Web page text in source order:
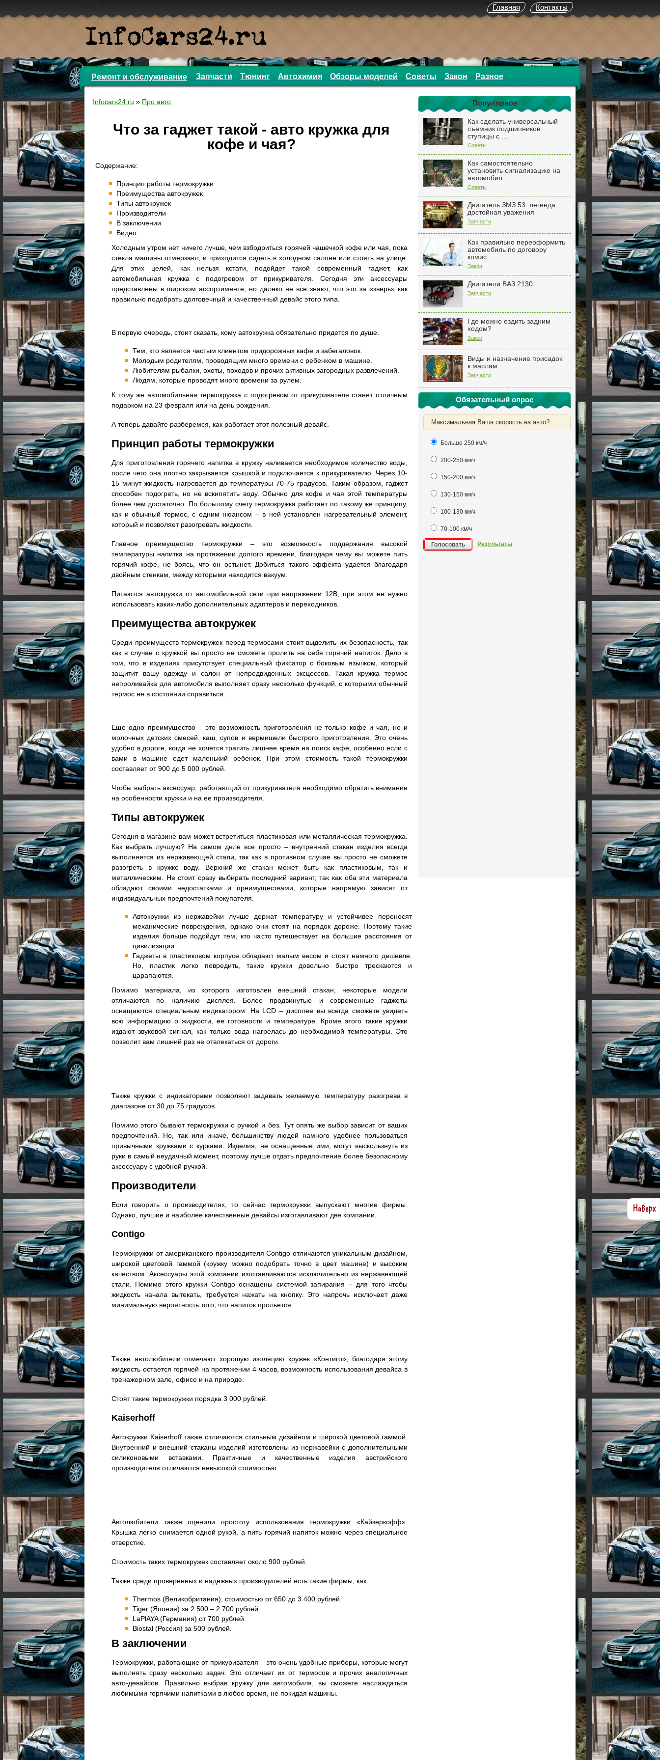
Контакты
Главная
Ремонт и обслуживание Запчасти Тюнинг Автохимия Обзоры моделей Советы Закон Разное
Популярное
Как сделать универсальный
съемник подшипников
ступицы с ...
Советы
Как самостоятельно
установить сигнализацию на
автомобил ...
Советы
Двигатель ЗМЗ 53: легенда
достойная уважения
Запчасти
Как правильно переоформить
автомобиль по договору
комис ...
Закон
Двигатели ВАЗ 2130
Запчасти
Где можно ездить задним
ходом?
Закон
Виды и назначение присадок
к маслам
Запчасти
Обязательный опрос
Максимальная Ваша скорость на авто?
Больше 250 км/ч
200-250 км/ч
150-200 км/ч
130-150 км/ч
100-130 км/ч
70-100 км/ч
Голосовать Результаты
Infocars24.ru » Про авто
Что за гаджет такой - авто кружка для
кофе и чая?
Содержание:
Принцип работы термокружки
Преимущества автокружек
Типы автокружек
Производители
В заключении
Видео
Холодным утром нет ничего лучше, чем взбодриться горячей чашечкой кофе или чая, пока
стекла машины отмерзают, и приходится сидеть в холодном салоне или стоять на улице.
Для этих целей, как нельзя кстати, подойдет такой современный гаджет, как
автомобильная кружка с подогревом от прикуривателя. Сегодня эти аксессуары
представлены в широком ассортименте, но далеко не все знают, что это за «зверь» как
правильно подобрать долговечный и качественный девайс этого типа.
В первую очередь, стоит сказать, кому автокружка обязательно придется по душе.
Тем, кто является частым клиентом придорожных кафе и забегаловок.
Молодым родителям, проводящим много времени с ребенком в машине.
Любителям рыбалки, охоты, походов и прочих активных загородных развлечений.
Людям, которые проводят много времени за рулем.
К тому же автомобильная термокружка с подогревом от прикуривателя станет отличным
подарком на 23 февраля или на день рождения.
А теперь давайте разберемся, как работает этот полезный девайс.
Принцип работы термокружки
Для приготовления горячего напитка в кружку наливается необходимое количество воды,
после чего она плотно закрывается крышкой и подключается к прикуривателю. Через 10-
15 минут жидкость нагревается до температуры 70-75 градусов. Таким образом, гаджет
способен подогреть, но не вскипятить воду. Обычно для кофе и чая этой температуры
более чем достаточно. По большому счету термокружка работает по такому же принципу,
как и обычный термос, с одним нюансом – в ней установлен нагревательный элемент,
который и позволяет разогревать жидкости.
Главное преимущество термокружки – это возможность поддержания высокой
температуры напитка на протяжении долгого времени, благодаря чему вы можете пить
горячий кофе, не боясь, что он остынет. Добиться такого эффекта удается благодаря
двойным стенкам, между которыми находится вакуум.
Питаются автокружки от автомобильной сети при напряжении 12В, при этом не нужно
использовать каких-либо дополнительных адаптеров и переходников.
Преимущества автокружек
Среди преимуществ термокружек перед термосами стоит выделить их безопасность, так
как в случае с кружкой вы просто не сможете пролить на себя горячий напиток. Дело в
том, что в изделиях присутствует специальный фиксатор с боковым язычком, который
защитит вашу одежду и салон от непредвиденных эксцессов. Такая кружка термос
непроливайка для автомобиля выполняет сразу несколько функций, с которыми обычный
термос не в состоянии справиться.
Еще одно преимущество – это возможность приготовления не только кофе и чая, но и
молочных детских смесей, каш, супов и вермишели быстрого приготовления. Это очень
удобно в дороге, когда не хочется тратить лишнее время на поиск кафе, особенно если с
вами в машине едет маленький ребенок. При этом стоимость такой термокружки
составляет от 900 до 5 000 рублей.
Чтобы выбрать аксессуар, работающий от прикуривателя необходимо обратить внимание
на особенности кружки и на ее производителя.
Типы автокружек
Сегодня в магазине вам может встретиться пластиковая или металлическая термокружка.
Как выбрать лучшую? На самом деле все просто – внутренний стакан изделия всегда
выполняется из нержавеющей стали, так как в противном случае вы просто не сможете
разогреть в кружке воду. Верхний же стакан может быть как пластиковым, так и
металлическим. Не стоит сразу выбирать последний вариант, так как оба эти материала
обладают своими недостатками и преимуществами, которые напрямую зависят от
индивидуальных предпочтений покупателя.
Автокружки из нержавейки лучше держат температуру и устойчивее переносят
механические повреждения, однако они стоят на порядок дороже. Поэтому такие
изделия больше подойдут тем, кто часто путешествует на большие расстояния от
цивилизации.
Гаджеты в пластиковом корпусе обладают малым весом и стоят намного дешевле.
Но, пластик легко повредить, такие кружки довольно быстро трескаются и
царапаются.
Помимо материала, из которого изготовлен внешний стакан, некоторые модели
отличаются по наличию дисплея. Более продвинутые и современные гаджеты
оснащаются специальным индикатором. На LCD – дисплее вы всегда сможете увидеть
всю информацию о жидкости, ее готовности и температуре. Кроме этого такие кружки
издают звуковой сигнал, как только вода нагрелась до необходимой температуры. Это
позволит вам лишний раз не отвлекаться от дороги.
Также кружки с индикаторами позволяют задавать желаемую температуру разогрева в
диапазоне от 30 до 75 градусов.
Помимо этого бывают термокружки с ручкой и без. Тут опять же выбор зависит от ваших
предпочтений. Но, так или иначе, большинству людей намного удобнее пользоваться
привычными кружками с курками. Изделия, не оснащенные ими, могут выскользнуть из
руки в самый неудачный момент, поэтому лучше отдать предпочтение более безопасному
аксессуару с удобной ручкой.
Производители
Если говорить о производителях, то сейчас термокружки выпускают многие фирмы.
Однако, лучшие и наиболее качественные девайсы изготавливают две компании.
Contigo
Термокружки от американского производителя Contigo отличаются уникальным дизайном,
широкой цветовой гаммой (кружку можно подобрать точно в цвет машине) и высоким
качеством. Аксессуары этой компании изготавливаются исключительно из нержавеющей
стали. Помимо этого кружки Contigo оснащены системой запирания – для того чтобы
жидкость начала вытекать, требуется нажать на кнопку. Это напрочь исключает даже
минимальную вероятность того, что напиток прольется.
Также автолюбители отмечают хорошую изоляцию кружек «Контиго», благодаря этому
жидкость остается горячей на протяжении 4 часов, возможность использования девайса в
тренажерном зале, офисе и на природе.
Стоят такие термокружки порядка 3 000 рублей.
Kaiserhoff
Автокружки Kaiserhoff также отличаются стильным дизайном и широкой цветовой гаммой.
Внутренний и внешний стаканы изделий изготовлены из нержавейки с дополнительными
силиконовыми вставками. Практичные и качественные изделия австрийского
производителя отличаются невысокой стоимостью.
Автолюбители также оценили простоту использования термокружки «Кайзеркофф».
Крышка легко снимается одной рукой, а пить горячий напиток можно через специальное
отверстие.
Стоимость таких термокружек составляет около 900 рублей.
Также среди проверенных и надежных производителей есть такие фирмы, как:
Thermos (Великобритания), стоимостью от 650 до 3 400 рублей.
Tiger (Япония) за 2 500 – 2 700 рублей.
LaPlAYA (Германия) от 700 рублей.
Biostal (Россия) за 500 рублей.
В заключении
Термокружки, работающие от прикуривателя – это очень удобные приборы, которые могут
выполнять сразу несколько задач. Это отличает их от термосов и прочих аналогичных
авто-девайсов. Правильно выбрав кружку для автомобиля, вы сможете наслаждаться
любимыми горячими напитками в любое время, не покидая машины.